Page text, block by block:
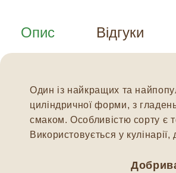
Опис Відгуки
Один із найкращих та
циліндричної форми, з
смаком. Особливістю сорту є
Використовується у